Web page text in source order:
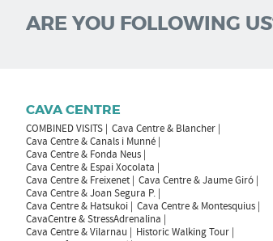
ARE YOU FOLLOWING
CAVA CENTRE
COMBINED VISITS
Cava Centre & Blancher
Cava Centre & Canals i Munné
Cava Centre & Fonda Neus
Cava Centre & Espai Xocolata
Cava Centre & Freixenet
Cava Centre & Jaume Giró
Cava Centre & Joan Segura P.
Cava Centre & Hatsukoi
Cava Centre & Montesquius
CavaCentre & StressAdrenalina
Cava Centre & Vilarnau
Historic Walking Tour